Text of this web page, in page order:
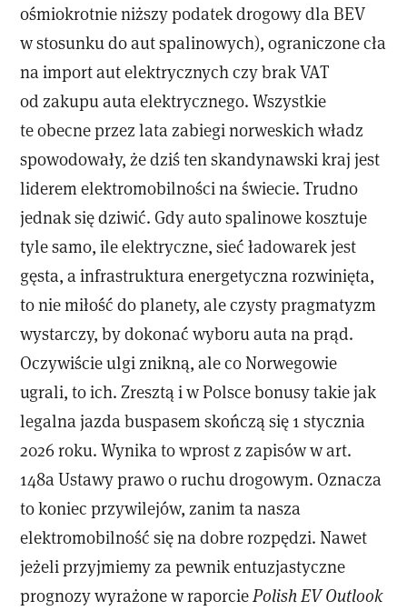
ośmiokrotnie niższy podatek drogowy dla BEV
w stosunku do aut spalinowych), ograniczone cła
na import aut elektrycznych czy brak VAT
od zakupu auta elektrycznego. Wszystkie
te obecne przez lata zabiegi norweskich władz
spowodowały, że dziś ten skandynawski kraj jest
liderem elektromobilności na świecie. Trudno
jednak się dziwić. Gdy auto spalinowe kosztuje
tyle samo, ile elektryczne, sieć ładowarek jest
gęsta, a infrastruktura energetyczna rozwinięta,
to nie miłość do planety, ale czysty pragmatyzm
wystarczy, by dokonać wyboru auta na prąd.
Oczywiście ulgi znikną, ale co Norwegowie
ugrali, to ich. Zresztą i w Polsce bonusy takie jak
legalna jazda buspasem skończą się 1 stycznia
2026 roku. Wynika to wprost z zapisów w art.
148a Ustawy prawo o ruchu drogowym. Oznacza
to koniec przywilejów, zanim ta nasza
elektromobilność się na dobre rozpędzi. Nawet
jeżeli przyjmiemy za pewnik entuzjastyczne
prognozy wyrażone w raporcie Polish EV Outlook